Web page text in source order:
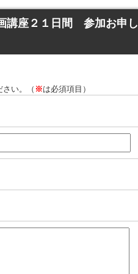
講座２１日間 参加お申し
い。（ ※は必須項目）